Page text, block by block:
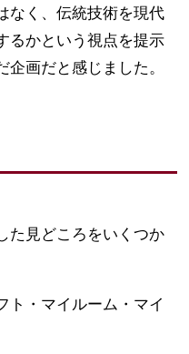
なく、伝統技術を現代
るかという視点を提示
企画だと感じました。
た見どころをいくつか
ト・マイルーム・マイ